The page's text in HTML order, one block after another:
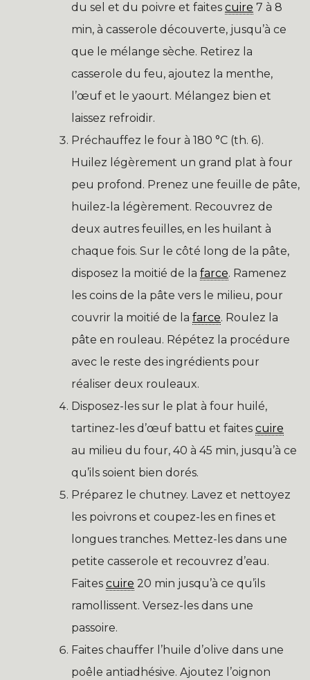
du sel et du poivre et faites cuire 7 à 8
min, à casserole découverte, jusqu’à ce
que le mélange sèche. Retirez la
casserole du feu, ajoutez la menthe,
l’œuf et le yaourt. Mélangez bien et
laissez refroidir.
Préchauffez le four à 180 °C (th. 6).
Huilez légèrement un grand plat à four
peu profond. Prenez une feuille de pâte,
huilez-la légèrement. Recouvrez de
deux autres feuilles, en les huilant à
chaque fois. Sur le côté long de la pâte,
disposez la moitié de la farce. Ramenez
les coins de la pâte vers le milieu, pour
couvrir la moitié de la farce. Roulez la
pâte en rouleau. Répétez la procédure
avec le reste des ingrédients pour
réaliser deux rouleaux.
Disposez-les sur le plat à four huilé,
tartinez-les d’œuf battu et faites cuire
au milieu du four, 40 à 45 min, jusqu’à ce
qu’ils soient bien dorés.
Préparez le chutney. Lavez et nettoyez
les poivrons et coupez-les en fines et
longues tranches. Mettez-les dans une
petite casserole et recouvrez d’eau.
Faites cuire 20 min jusqu’à ce qu’ils
ramollissent. Versez-les dans une
passoire.
Faites chauffer l’huile d’olive dans une
poêle antiadhésive. Ajoutez l’oignon